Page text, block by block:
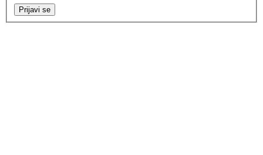
Prijavi se